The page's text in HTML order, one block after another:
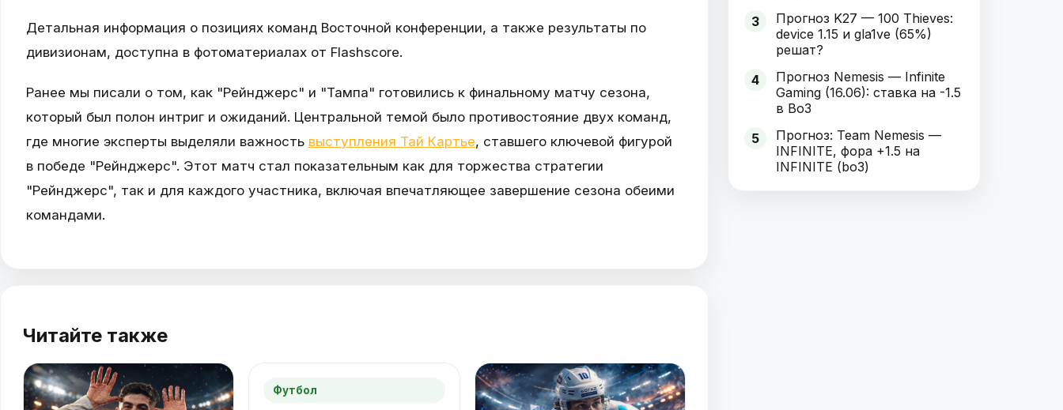
Детальная информация о позициях команд Восточной конференции, а также результаты по
дивизионам, доступна в фотоматериалах от Flashscore.
Ранее мы писали о том, как "Рейнджерс" и "Тампа" готовились к финальному матчу сезона,
который был полон интриг и ожиданий. Центральной темой было противостояние двух команд,
где многие эксперты выделяли важность выступления Тай Картье, ставшего ключевой фигурой
в победе "Рейнджерс". Этот матч стал показательным как для торжества стратегии
"Рейнджерс", так и для каждого участника, включая впечатляющее завершение сезона обеими
командами.
Читайте также
Футбол
3
Прогноз K27 — 100 Thieves:
device 1.15 и gla1ve (65%)
решат?
4
Прогноз Nemesis — Infinite
Gaming (16.06): ставка на -1.5
в Bo3
5
Прогноз: Team Nemesis —
INFINITE, фора +1.5 на
INFINITE (bo3)